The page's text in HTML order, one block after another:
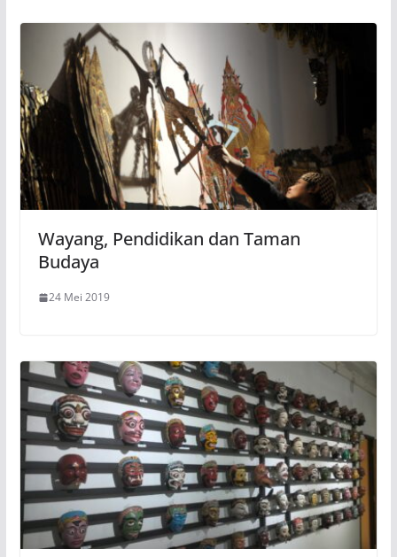
Wayang, Pendidikan dan Taman
Budaya
24 Mei 2019